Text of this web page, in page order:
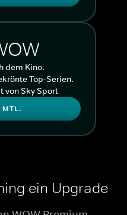
dem Kino.
Top-Serien.
von Sky Sport
MTL.
ein Upgrade